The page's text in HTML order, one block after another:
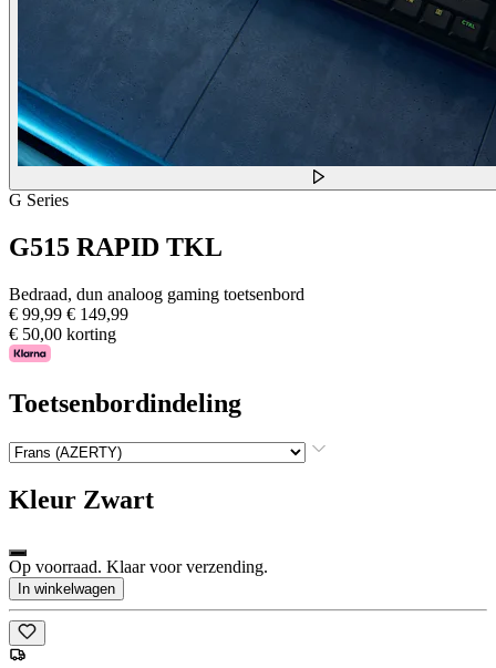
G Series
G515 RAPID TKL
Bedraad, dun analoog gaming toetsenbord
€ 99,99 € 149,99
€ 50,00 korting
Toetsenbordindeling
Kleur Zwart
Op voorraad. Klaar voor verzending.
In winkelwagen